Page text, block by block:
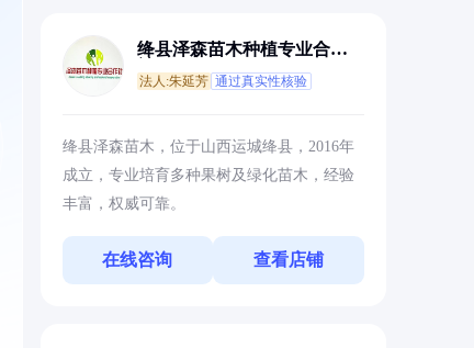
绛县泽森苗木种植专业合作
法人:朱延芳 通过真实性核验
绛县泽森苗木，位于山西运城绛县，2016年
成立，专业培育多种果树及绿化苗木，经验
丰富，权威可靠。
在线咨询 查看店铺